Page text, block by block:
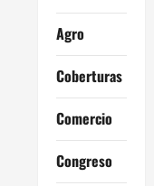
Agro
Coberturas
Comercio
Congreso